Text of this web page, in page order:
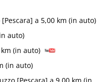
a 5,00 km (in auto)
auto)
(in auto)
(in auto)